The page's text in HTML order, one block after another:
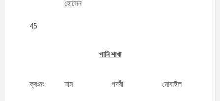
হোসেন
45
পানি শাখা
ক্রঃনং নাম পদবী মোবাইল